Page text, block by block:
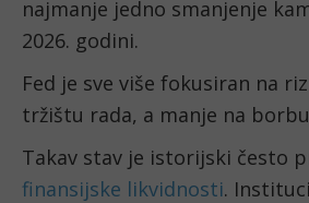
najmanje jedno smanjenje
2026. godini.
Fed je sve više fokusiran na
tržištu rada, a manje na
Takav stav je istorijski često
finansijske likvidnosti.